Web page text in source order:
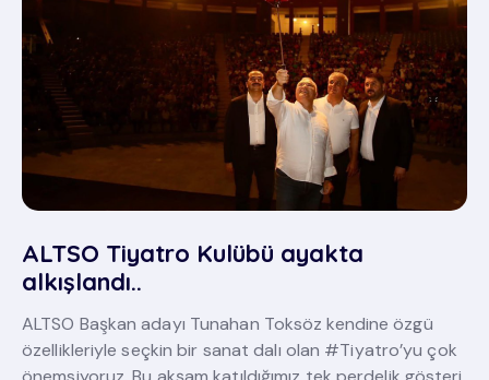
ALTSO Tiyatro Kulübü ayakta
alkışlandı..
ALTSO Başkan adayı Tunahan Toksöz kendine özgü
özellikleriyle seçkin bir sanat dalı olan #Tiyatro’yu çok